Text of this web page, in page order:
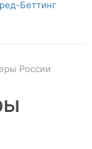
Беттинг
России